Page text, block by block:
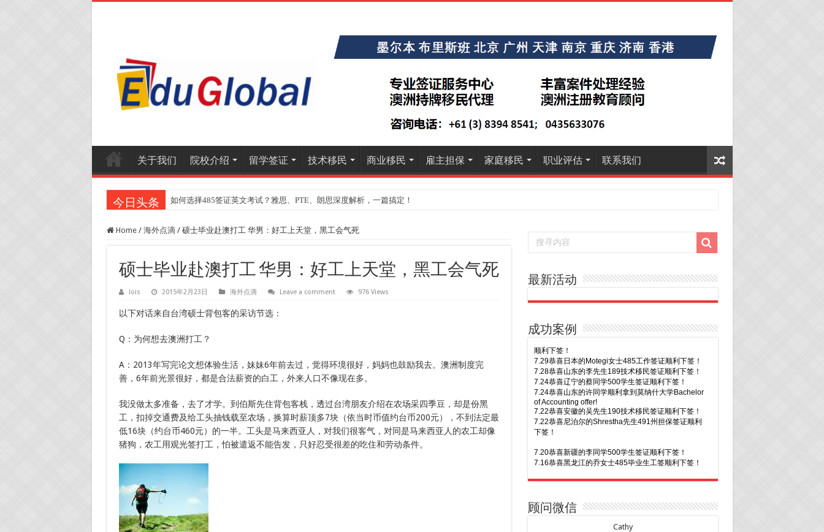
关于我们 院校介绍 留学签证 技术移民 商业移民 雇主担保 家庭移民 职业评估 联系我们
今日头条 如何选择485签证英文考试？雅思、PTE、朗思深度解析，一篇搞定！
Home / 海外点滴 / 硕士毕业赴澳打工 华男：好工上天堂，黑工会气死
硕士毕业赴澳打工 华男：好工上天堂，黑工会气死
lois 2015年2月23日 海外点滴 Leave a comment 976 Views
以下对话来自台湾硕士背包客的采访节选：
Q：为何想去澳洲打工？
A：2013年写完论文想体验生活，妹妹6年前去过，觉得环境很好，妈妈也鼓励我去。澳洲制度完
善，6年前光景很好，都是合法薪资的白工，外来人口不像现在多。
我没做太多准备，去了才学。到伯斯先住背包客栈，透过台湾朋友介绍在农场采四季豆，却是份黑
工，扣掉交通费及给工头抽钱载至农场，换算时薪顶多7块（依当时币值约台币200元），不到法定最
低16块（约台币460元）的一半。工头是马来西亚人，对我们很客气，对同是马来西亚人的农工却像
猪狗，农工用观光签打工，怕被遣返不能告发，只好忍受很差的吃住和劳动条件。
最新活动
成功案例
7.30恭喜广东的林同学500学生签证顺利下签！
7.28恭喜山东的李先生189技术移民签证顺利下签！
7.24恭喜山东的许同学顺利拿到莫纳什大学Bachelor
7.22恭喜安徽的吴先生190技术移民签证顺利下签！
7.22恭喜尼泊尔的Shrestha先生491州担保签证顺利
7.20恭喜新疆的李同学500学生签证顺利下签！
7.16恭喜黑龙江的乔女士485毕业生工签顺利下签！
7.15恭喜日本的YAMASHITA先生801配偶签证顺利下
签！
7.15恭喜江苏的曹同学500学生签证顺利下签！
7.13恭喜广东的邓同学500学生签证顺利下签！
7.9恭喜河南的费先生600旅游签证顺利下签！
7.9恭喜广东的喻同学500学生签证顺利下签！
多次往返！
7.7恭喜北京的王先生和孩子600旅游签证顺利下签，
三年多次往返！
of Science offer!
7.1恭喜辽宁的穆先生600旅游签证顺利下签，一年多
次往返！
6.30恭喜马来西亚的YAP先生夫妇482签证顺利下
顾问微信
Cathy